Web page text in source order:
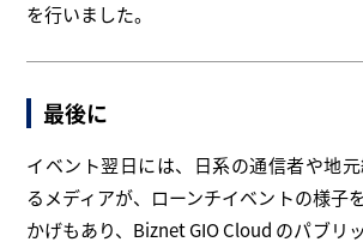
を行いました。
最後に
イベント翌日には、日系の通信者や地
るメディアが、ローンチイベントの様子
かげもあり、Biznet GIO Cloud のパブリ